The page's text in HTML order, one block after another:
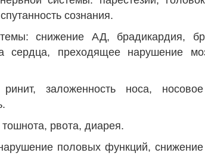
сознания.
снижение АД, брадикардия,
сердца, преходящее нарушение
заложенность носа,
рвота, диарея.
половых функций, снижение